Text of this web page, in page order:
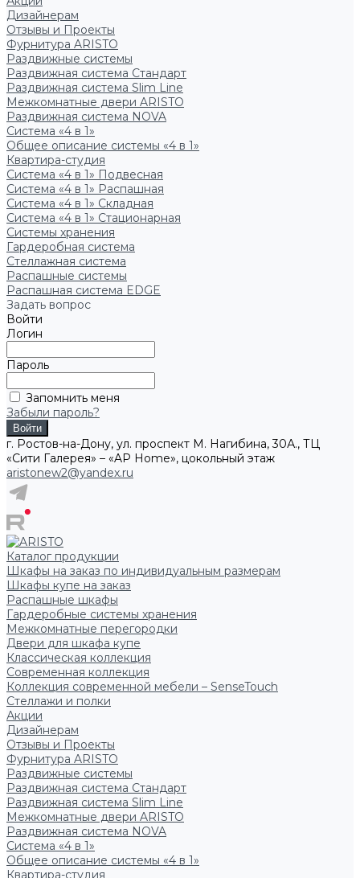
Дизайнерам
Отзывы и Проекты
Фурнитура ARISTO
Раздвижные системы
Раздвижная система Стандарт
Раздвижная система Slim Line
Межкомнатные двери ARISTO
Раздвижная система NOVA
Система «4 в 1»
Общее описание системы «4 в 1»
Квартира-студия
Система «4 в 1» Подвесная
Система «4 в 1» Распашная
Система «4 в 1» Складная
Система «4 в 1» Стационарная
Системы хранения
Гардеробная система
Стеллажная система
Распашные системы
Распашная система EDGE
Задать вопрос
Войти
Логин
Пароль
Запомнить меня
Забыли пароль?
г. Ростов-на-Дону, ул. проспект М. Нагибина, 30А., ТЦ
«Сити Галерея» – «AP Home», цокольный этаж
aristonew2@yandex.ru
Каталог продукции
Шкафы на заказ по индивидуальным размерам
Шкафы купе на заказ
Распашные шкафы
Гардеробные системы хранения
Межкомнатные перегородки
Двери для шкафа купе
Классическая коллекция
Современная коллекция
Коллекция современной мебели – SenseTouch
Стеллажи и полки
Акции
Дизайнерам
Отзывы и Проекты
Фурнитура ARISTO
Раздвижные системы
Раздвижная система Стандарт
Раздвижная система Slim Line
Межкомнатные двери ARISTO
Раздвижная система NOVA
Система «4 в 1»
Общее описание системы «4 в 1»
Квартира-студия